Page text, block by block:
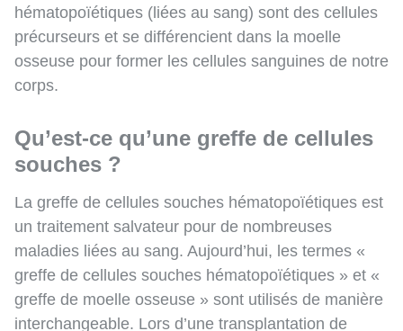
hématopoïétiques (liées au sang) sont des cellules
précurseurs et se différencient dans la moelle
osseuse pour former les cellules sanguines de notre
corps.
Qu’est-ce qu’une greffe de cellules
souches ?
La greffe de cellules souches hématopoïétiques est
un traitement salvateur pour de nombreuses
maladies liées au sang. Aujourd’hui, les termes «
greffe de cellules souches hématopoïétiques » et «
greffe de moelle osseuse » sont utilisés de manière
interchangeable. Lors d’une transplantation de